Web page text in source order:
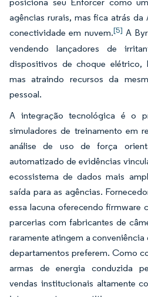
agências rurais, mas fica atrás da
conectividade em nuvem.[5] A
vendendo lançadores de
dispositivos de choque elétrico,
mas atraindo recursos da
pessoal.
A integração tecnológica é o
simuladores de treinamento em
análise de uso de força
automatizado de evidências
ecossistema de dados mais
saída para as agências.
essa lacuna oferecendo firmware
parcerias com fabricantes de
raramente atingem a
departamentos preferem. Como
armas de energia conduzida
vendas institucionais altamente